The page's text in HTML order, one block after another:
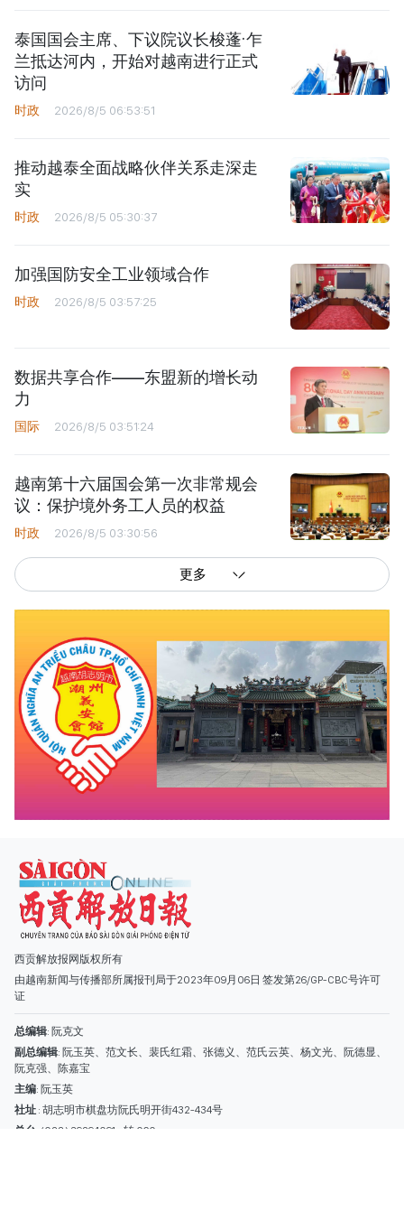
泰国国会主席、下议院议长梭蓬·乍
兰抵达河内，开始对越南进行正式
访问
时政 2026/8/5 06:53:51
推动越泰全面战略伙伴关系走深走
实
时政 2026/8/5 05:30:37
加强国防安全工业领域合作
时政 2026/8/5 03:57:25
数据共享合作——东盟新的增长动
力
国际 2026/8/5 03:51:24
越南第十六届国会第一次非常规会
议：保护境外务工人员的权益
时政 2026/8/5 03:30:56
更多
西贡解放报网版权所有
由越南新闻与传播部所属报刊局于2023年09月06日 签发第26/GP-CBC号许可
副总编辑: 阮玉英、范文长、裴氏红霜、张德义、范氏云英、杨文光、阮德显、
阮克强、陈嘉宝
主编: 阮玉英
社址: 胡志明市棋盘坊阮氏明开街432-434号
总台: (028) 39294091 - 转 060
热线: 096.558.1888
编辑部: (028) 39294092 - 转 060
电子信箱
广告部
(028) 38334185
quangcaohoavan09@gmail.com;